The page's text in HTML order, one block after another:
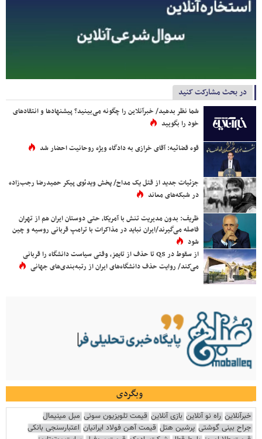
در بحث مشارکت کنید
شما نظر بدهید/ خبرآنلاین را چگونه می‌بینید؟ پیشنهادها و انتقادهای
خود را بگویید
قوه قضائیه: آقای خرازی به دادگاه ویژه روحانیت احضار شد
جزئیات جدید از قتل یک مداح/ پخش ویدئوی پیکر حمیدرضا رجب‌زاده
در شبکه‌های معاند
ظریف: بدون مدیریت تنش با آمریکا، حتی دوستان ایران هم از تهران
فاصله می‌گیرند/ایران نباید در مذاکرات با ترامپ قربانی روسیه و چین
شود
از سقوط در QS تا حذف از تایمز، وقتی سیاست دانشگاه را قربانی
می‌کند/ روایت حذف دانشگاه‌های ایران از رتبه‌بندی‌های جهانی
وبگردی
خبرآنلاین راه نو آنلاین بازی آنلاین قیمت تلویزیون سونی مبل مینیمال
جراح بینی گوشتی پرشین هتل قیمت آهن فولاد ایرانیان اعتبارسنجی بانکی